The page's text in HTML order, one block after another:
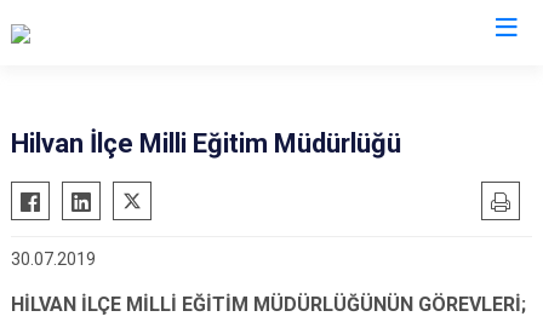
Akçakale
Birecik
Bozova
Ceylanpınar
Haliliye
Hilvan İlçe Milli Eğitim Müdürlüğü
30.07.2019
HİLVAN İLÇE MİLLİ EĞİTİM MÜDÜRLÜĞÜNÜN GÖREVLERİ;